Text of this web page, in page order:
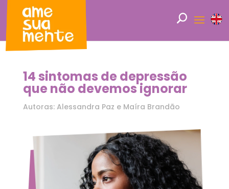
14 sintomas de depressão
que não devemos ignorar
Autoras: Alessandra Paz e Maíra Brandão